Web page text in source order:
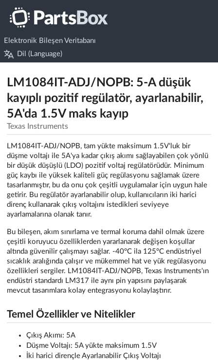
Elektronik Bileşen Veritabanı
Dil (Language)
LM1084IT-ADJ/NOPB: 5-A düşük
kayıplı pozitif regülatör, ayarlanabilir,
5A'da 1.5V maks kayıp
Texas Instruments
LM1084IT-ADJ/NOPB, tam yükte maksimum 1.5V'luk bir
düşme voltajı ile 5A'ya kadar çıkış akımı sağlayabilen çok yönlü
bir düşük düşüşlü (LDO) pozitif voltaj regülatörüdür. Minimum
güç kaybı ile yüksek kaliteli güç regülasyonu sağlamak üzere
tasarlanmıştır, bu da onu çok çeşitli uygulamalar için uygun hale
getirir. Bu regülatör ayarlanabilir olup, kullanıcıların iki harici
direnç kullanarak çıkış voltajını istedikleri seviyeye
ayarlamalarına olanak tanır.
Bu bileşen, akım sınırlama ve termal koruma dahil olmak üzere
çeşitli koruyucu özelliklerden yararlanarak değişen koşullar
altında güvenilir çalışmayı sağlar. -40°C ila 125°C endüstriyel
sıcaklık aralığında çalışır ve mükemmel hat ve yük regülasyonu
özellikleri sergiler. LM1084IT-ADJ/NOPB, Texas Instruments'ın
endüstri standardı LM317 ile aynı pin yapısını paylaşarak
mevcut tasarımlara kolay entegrasyonu kolaylaştırır.
Temel Özellikler ve Nitelikler
Çıkış Akımı: 5A
Düşme Voltajı: 5A yükte maksimum 1.5V
İki harici dirençle Ayarlanabilir Çıkış Voltajı